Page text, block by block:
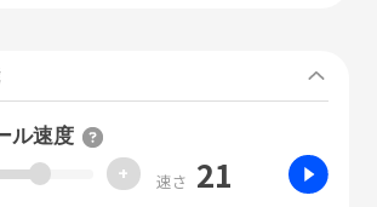
ル速度
+ 速さ 21